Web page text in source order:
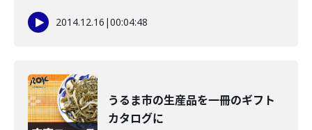
2014.12.16 |00:04:48
うるま市の生産品を一冊のギフト
カタログに